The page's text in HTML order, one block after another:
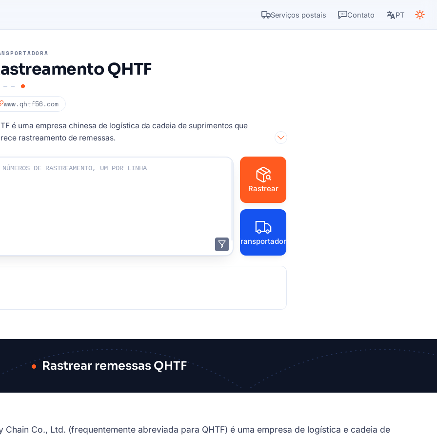
Serviços postais Contato PT
QHTF
www.qhtf56.com
é uma empresa chinesa de logística da cadeia de suprimentos que
rastreamento de remessas.
de rastreamento:
Rastrear
Transportadora
Rastrear remessas QHTF
Chain Co., Ltd. (frequentemente abreviada para QHTF) é uma empresa de logística e cadeia de